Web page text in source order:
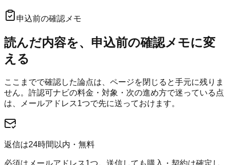
申込前の確認メモ
読んだ内容を、申込前の確認メモに変
える
ここまでで確認した論点は、ページを閉じると手元に残りま
せん。 許認可ナビの料金・対象・次の進め方で迷っている点
は、メールアドレス1つで先に送っておけます。
返信は24時間以内・無料
必須はメールアドレス1つ。送信しても購入・契約は確定し